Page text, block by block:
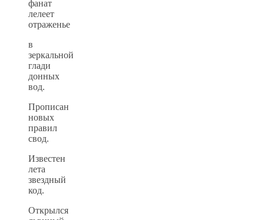
фанат
лелеет
отраженье
в
зеркальной
глади
донных
вод.
Прописан
новых
правил
свод.
Известен
лета
звездный
код.
Открылся